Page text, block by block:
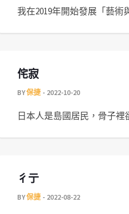
我在2019年開始發展「藝
侘寂
BY保捷 2022-10-20
日本人是島國居民，骨子
彳亍
BY保捷 2022-08-22